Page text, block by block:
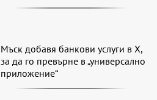
Мъск добавя банкови услуги в X,
за да го превърне в „универсално
приложение“